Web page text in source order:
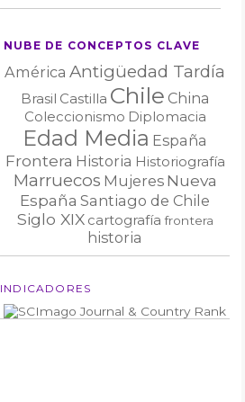
NUBE DE CONCEPTOS CLAVE
América Antigüedad Tardía
Brasil Castilla Chile China
Coleccionismo Diplomacia
Edad Media España
Frontera Historia Historiografía
Marruecos Mujeres Nueva
España Santiago de Chile
Siglo XIX cartografía frontera
historia
INDICADORES